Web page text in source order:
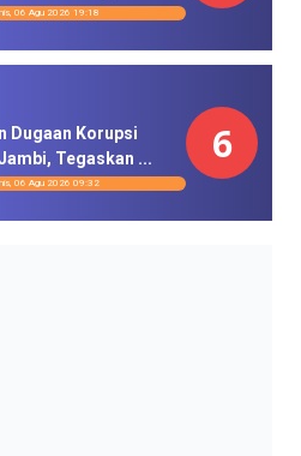
06 Agu 2026 19:18
Dugaan Korupsi
Tegaskan ...
06 Agu 2026 09:32
6